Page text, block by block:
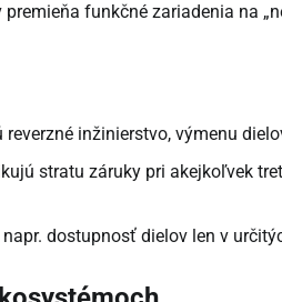
funkčné zariadenia na
reverzné inžinierstvo, výmenu
stratu záruky pri akejkoľvek
dostupnosť dielov len v